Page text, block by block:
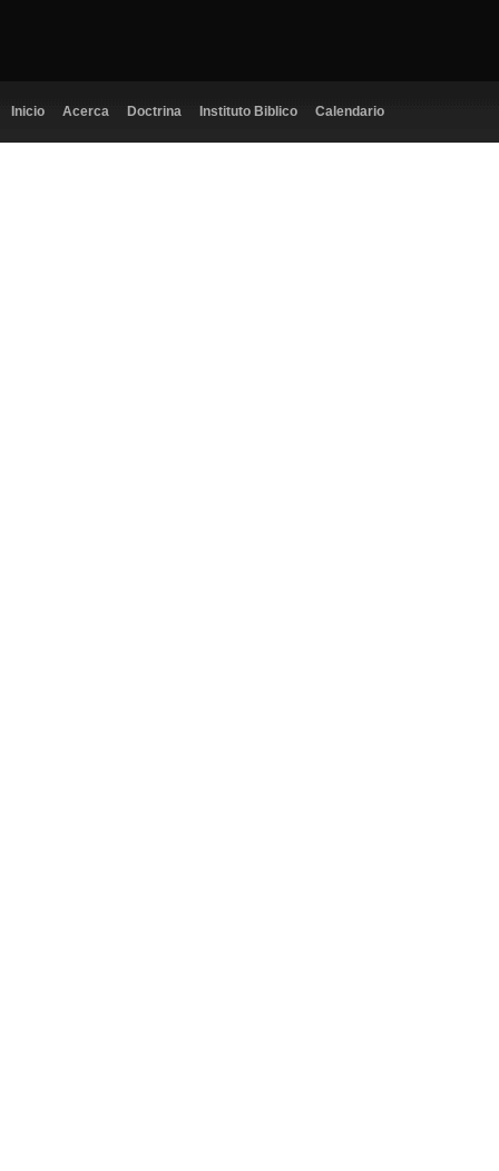
Inicio Acerca Doctrina Instituto Biblico Calendario